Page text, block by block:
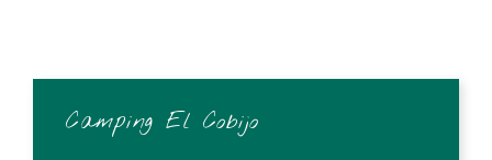
Camping El Cobijo